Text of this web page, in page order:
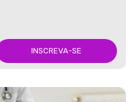
INSCREVA-SE